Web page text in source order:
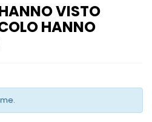
VISTO
HANNO